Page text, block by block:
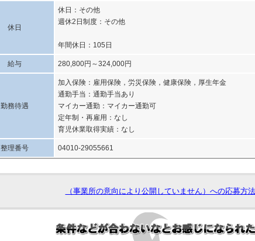
休日
休日：その他
週休2日制度：その他
年間休日：105日
給与 280,800円～324,000円
勤務待遇
加入保険：雇用保険，労災保険，健康保険，厚生年金
通勤手当：通勤手当あり
マイカー通勤：マイカー通勤可
定年制・再雇用：なし
育児休業取得実績：なし
整理番号 04010-29055661
（事業所の意向により公開していません）への応募方法